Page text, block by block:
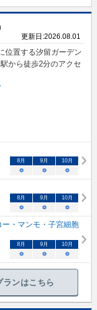
更新日:2026.08.01
位置する汐留ガーデン
から徒歩2分のアクセ
8月 9月 10月
○ ○ ○
8月 9月 10月
○ ○ ○
・マンモ・子宮細胞
8月 9月 10月
○ ○ ○
ランはこちら